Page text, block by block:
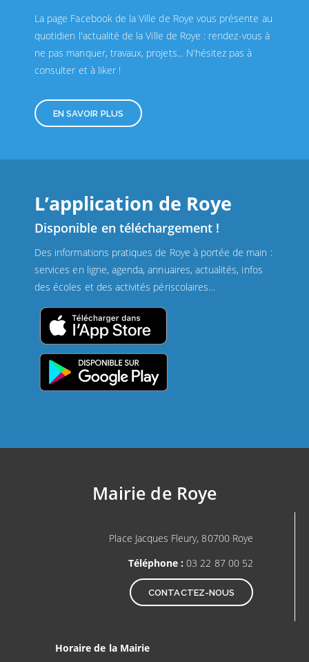
La page Facebook de la Ville de Roye vous présente au
quotidien l'actualité de la Ville de Roye : rendez-vous à
ne pas manquer, travaux, projets... N'hésitez pas à
consulter et à liker !
EN SAVOIR PLUS
L’application de Roye
Disponible en téléchargement !
Des informations pratiques de Roye à portée de main :
services en ligne, agenda, annuaires, actualités, infos
des écoles et des activités périscolaires…
Mairie de Roye
Place Jacques Fleury, 80700 Roye
Téléphone :03 22 87 00 52
CONTACTEZ-NOUS
Horaire de la Mairie